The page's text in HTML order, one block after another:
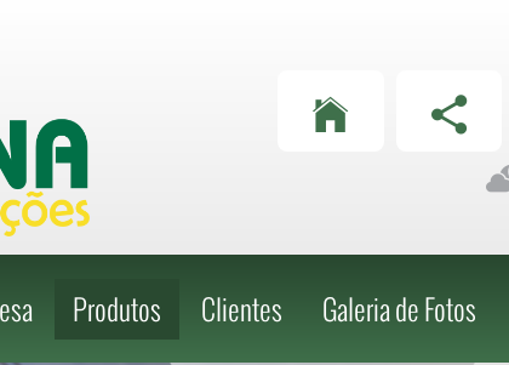
(62) 3282-3689
Telefone
(62) 3282-3689
Produtos Clientes Galeria de Fotos